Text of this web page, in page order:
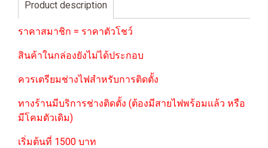
Product description
ราคาสมาชิก = ราคาตัวโชว์
สินค้าในกล่องยังไม่ได้ประกอบ
ควรเตรียมช่างไฟสำหรับการติดตั้ง
ทางร้านมีบริการช่างติดตั้ง (ต้องมีสายไฟพร้อมแล้ว หรือ
มีโคมตัวเดิม)
เริ่มต้นที่ 1500 บาท